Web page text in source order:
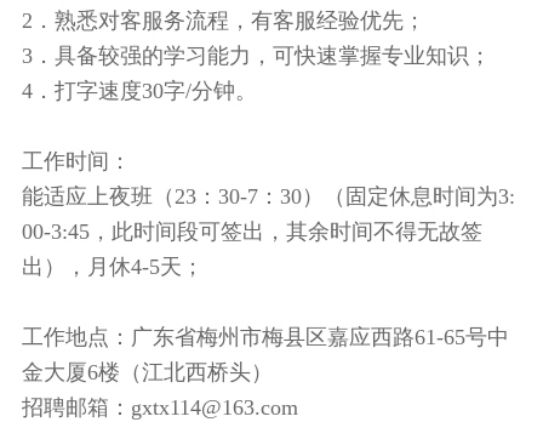
2．熟悉对客服务流程，有客服经验优先；
3．具备较强的学习能力，可快速掌握专业知识；
4．打字速度30字/分钟。
工作时间：
能适应上夜班（23：30-7：30）（固定休息时间为3:
00-3:45，此时间段可签出，其余时间不得无故签
出），月休4-5天；
工作地点：广东省梅州市梅县区嘉应西路61-65号中
金大厦6楼（江北西桥头）
招聘邮箱：gxtx114@163.com